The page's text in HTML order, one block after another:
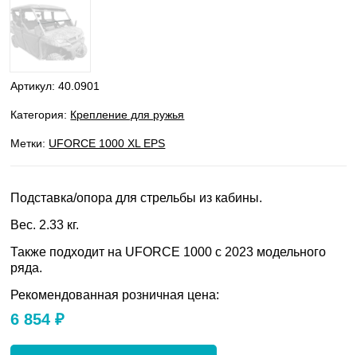
Артикул:40.0901
Категория: Крепление для ружья
Метки: UFORCE 1000 XL EPS
Подставка/опора для стрельбы из кабины.
Вес. 2.33 кг.
Также подходит на UFORCE 1000 с 2023 модельного
ряда.
Рекомендованная розничная цена:
6 854 ₽